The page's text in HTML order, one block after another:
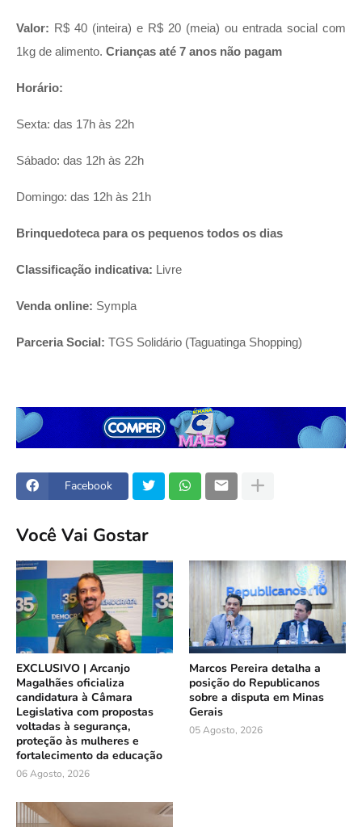
Valor: R$ 40 (inteira) e R$ 20 (meia) ou entrada social com
1kg de alimento. Crianças até 7 anos não pagam
Horário:
Sexta: das 17h às 22h
Sábado: das 12h às 22h
Domingo: das 12h às 21h
Brinquedoteca para os pequenos todos os dias
Classificação indicativa: Livre
Venda online: Sympla
Parceria Social: TGS Solidário (Taguatinga Shopping)
Facebook
Você Vai Gostar
EXCLUSIVO | Arcanjo
Magalhães oficializa
candidatura à Câmara
Legislativa com propostas
voltadas à segurança,
proteção às mulheres e
fortalecimento da educação
06 Agosto, 2026
Marcos Pereira detalha a
posição do Republicanos
sobre a disputa em Minas
Gerais
05 Agosto, 2026